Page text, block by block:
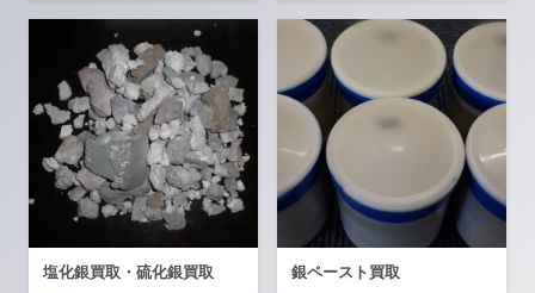
塩化銀買取・硫化銀買取 銀ペースト買取